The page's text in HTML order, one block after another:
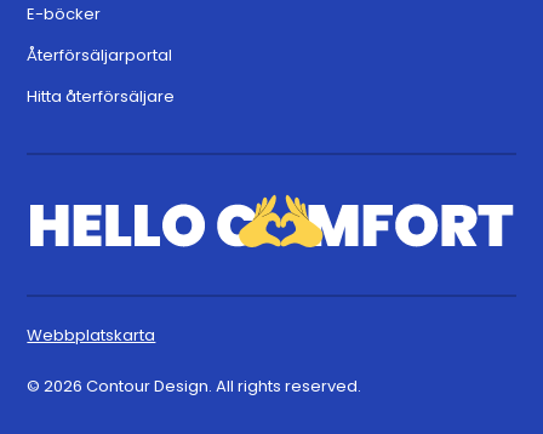
E-böcker
Återförsäljarportal
Hitta återförsäljare
© 2026 Contour Design. All rights reserved.
Webbplatskarta